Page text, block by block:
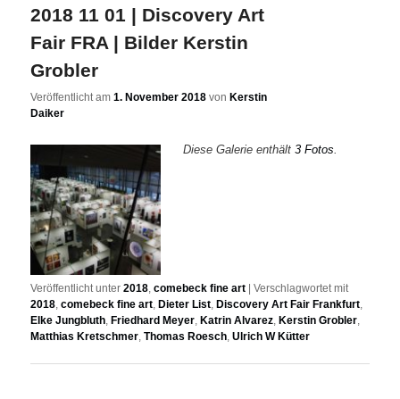
2018 11 01 | Discovery Art
Fair FRA | Bilder Kerstin
Grobler
Veröffentlicht am1. November 2018 von Kerstin
Daiker
Diese Galerie enthält3 Fotos.
Veröffentlicht unter 2018,comebeck fine art |Verschlagwortet mit
2018,comebeck fine art, Dieter List, Discovery Art Fair Frankfurt,
Elke Jungbluth, Friedhard Meyer, Katrin Alvarez, Kerstin Grobler,
Matthias Kretschmer,Thomas Roesch,Ulrich W Kütter